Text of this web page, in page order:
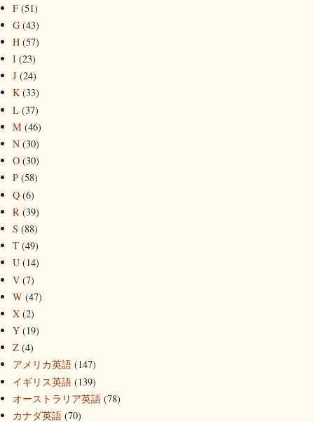
F (51)
G (43)
H (57)
I (23)
J (24)
K (33)
L (37)
M (46)
N (30)
O (30)
P (58)
Q (6)
R (39)
S (88)
T (49)
U (14)
V (7)
W (47)
X (2)
Y (19)
Z (4)
アメリカ英語 (147)
イギリス英語 (139)
オーストラリア英語 (78)
カナダ英語 (70)